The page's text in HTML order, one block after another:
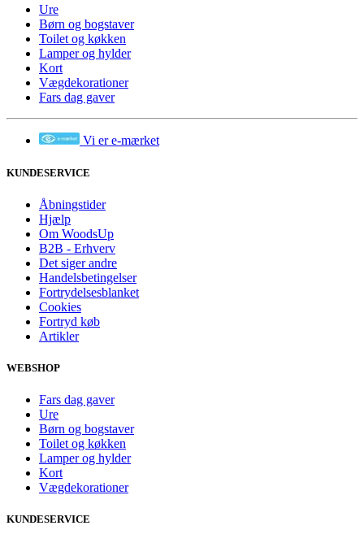
Ure
Børn og bogstaver
Toilet og køkken
Lamper og hylder
Kort
Vægdekorationer
Fars dag gaver
Vi er e-mærket
KUNDESERVICE
Åbningstider
Hjælp
Om WoodsUp
B2B - Erhverv
Det siger andre
Handelsbetingelser
Fortrydelsesblanket
Cookies
Fortryd køb
Artikler
WEBSHOP
Fars dag gaver
Ure
Børn og bogstaver
Toilet og køkken
Lamper og hylder
Kort
Vægdekorationer
KUNDESERVICE